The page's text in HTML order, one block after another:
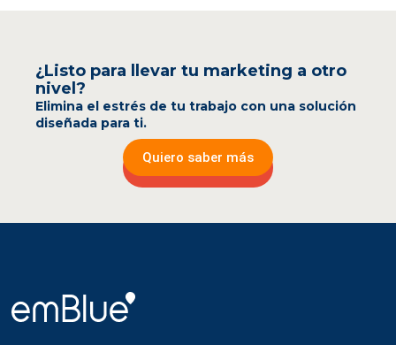
¿Listo para llevar tu marketing a otro
nivel?
Elimina el estrés de tu trabajo con una solución
diseñada para ti.
Quiero saber más